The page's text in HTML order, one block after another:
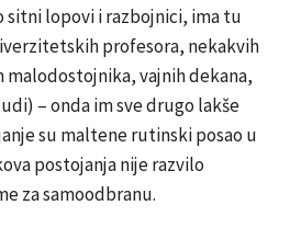
sitni lopovi i razbojnici, ima tu
profesora, nekakvih
malodostojnika, vajnih dekana,
– onda im sve drugo lakše
su maltene rutinski posao u
postojanja nije razvilo
za samoodbranu.